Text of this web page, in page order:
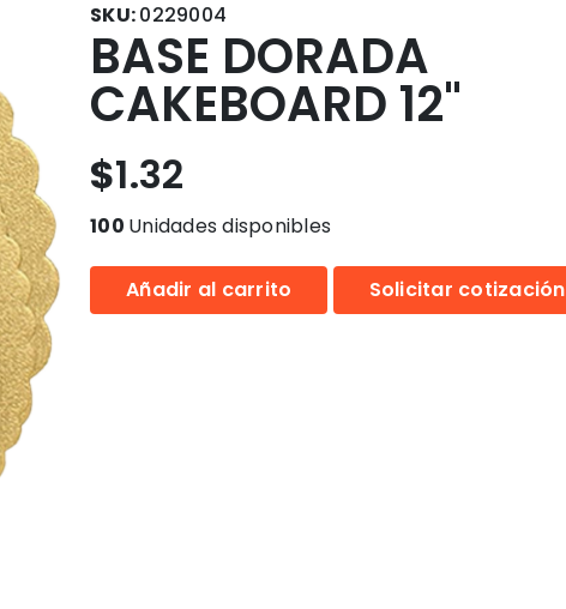
SKU:0229004
BASE DORADA
CAKEBOARD 12"
$1.32
100 Unidades disponibles
Añadir al carrito Solicitar cotización